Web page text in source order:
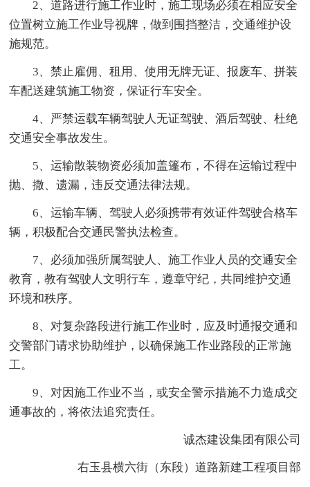
2、道路进行施工作业时，施工现场必须在相应安全
位置树立施工作业导视牌，做到围挡整洁，交通维护设
施规范。
3、禁止雇佣、租用、使用无牌无证、报废车、拼装
车配送建筑施工物资，保证行车安全。
4、严禁运载车辆驾驶人无证驾驶、酒后驾驶、杜绝
交通安全事故发生。
5、运输散装物资必须加盖篷布，不得在运输过程中
抛、撒、遗漏，违反交通法律法规。
6、运输车辆、驾驶人必须携带有效证件驾驶合格车
辆，积极配合交通民警执法检查。
7、必须加强所属驾驶人、施工作业人员的交通安全
教育，教有驾驶人文明行车，遵章守纪，共同维护交通
环境和秩序。
8、对复杂路段进行施工作业时，应及时通报交通和
交警部门请求协助维护，以确保施工作业路段的正常施
工。
9、对因施工作业不当，或安全警示措施不力造成交
通事故的，将依法追究责任。
诚杰建设集团有限公司
右玉县横六街（东段）道路新建工程项目部